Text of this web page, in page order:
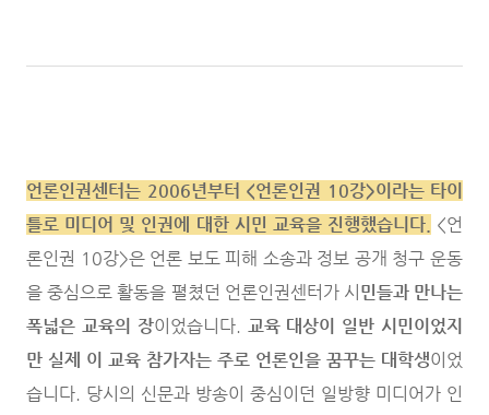
언론인권센터는 2006년부터 <언론인권 10강>이라는 타이
틀로 미디어 및 인권에 대한 시민 교육을 진행했습니다. <언
론인권 10강>은 언론 보도 피해 소송과 정보 공개 청구 운동
을 중심으로 활동을 펼쳤던 언론인권센터가 시 민들과 만나는
폭넓은 교육의 장이었습니다. 교육 대상이 일반 시민이었지
만 실제 이 교육 참가자는 주로 언론인을 꿈꾸는 대학생이었
습니다. 당시의 신문과 방송이 중심이던 일방향 미디어가 인